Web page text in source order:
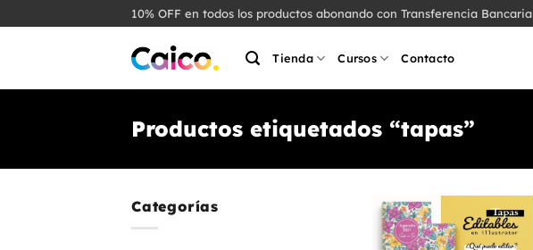
al
10% OFF en todos los productos abonando con Transferencia Bancaria
Tienda Cursos Contacto
Productos etiquetados “tapas”
Categorías